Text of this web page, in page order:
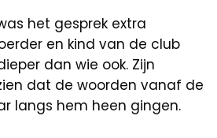
het gesprek extra
en kind van de club
dan wie ook. Zijn
dat de woorden vanaf de
langs hem heen gingen.